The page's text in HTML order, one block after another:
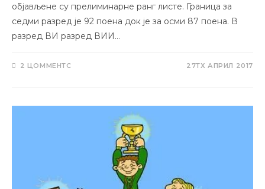
објављене су прелиминарне ранг листе. Граница за
седми разред је 92 поена док је за осми 87 поена. В
разред ВИ разред ВИИ…
2 ЦОММЕНТС 27ТХ АПРИЛ 2017